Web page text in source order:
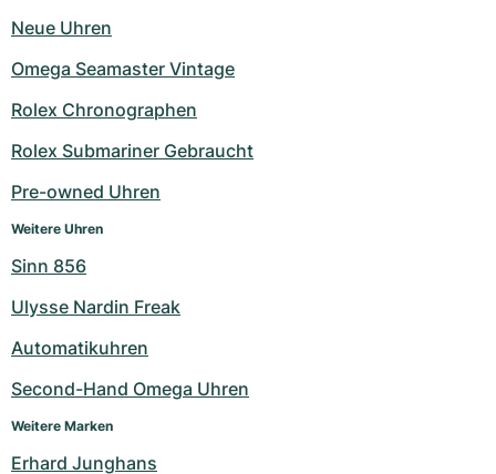
Neue Uhren
Omega Seamaster Vintage
Rolex Chronographen
Rolex Submariner Gebraucht
Pre-owned Uhren
Weitere Uhren
Sinn 856
Ulysse Nardin Freak
Automatikuhren
Second-Hand Omega Uhren
Weitere Marken
Erhard Junghans